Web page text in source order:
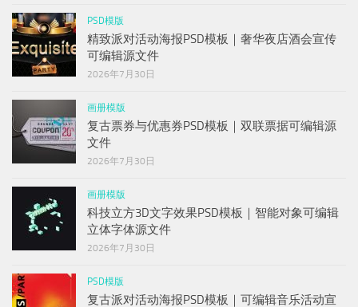
PSD模版
精致派对活动海报PSD模板｜奢华夜店酒会宣传
可编辑源文件
2026年7月30日
画册模版
复古票券与优惠券PSD模板｜双联票据可编辑源
文件
2026年7月30日
画册模版
科技立方3D文字效果PSD模板｜智能对象可编辑
立体字体源文件
2026年7月30日
PSD模版
复古派对活动海报PSD模板｜可编辑音乐活动宣